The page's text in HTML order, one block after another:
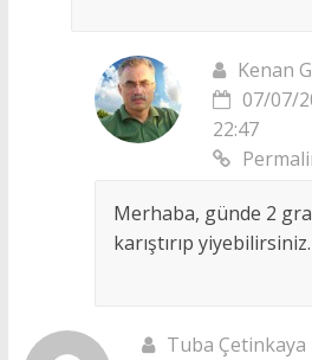
Kenan
07/07/
22:47
Merhaba, günde 2
karıştırıp yiyebilirsiniz.
Tuba Çetinkaya